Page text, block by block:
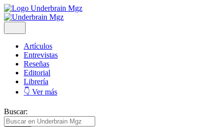
Artículos
Entrevistas
Reseñas
Editorial
Librería
👇 Ver más
Buscar: